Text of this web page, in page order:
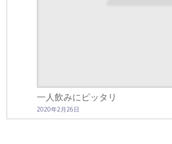
一人飲みにピッタリ
2020年2月26日